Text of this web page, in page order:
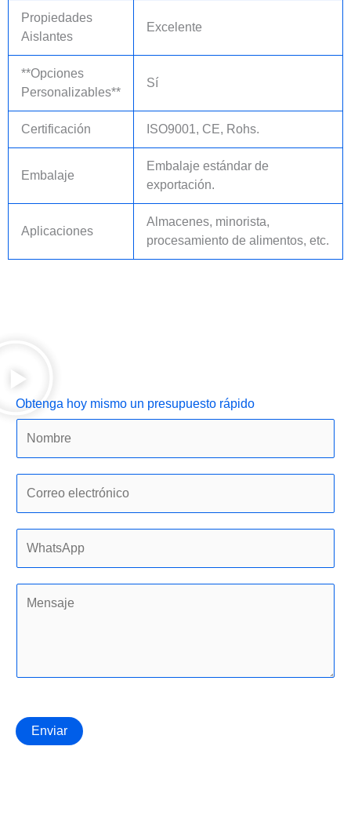
Propiedades
Aislantes
Excelente
**Opciones
Personalizables**
Sí
Certificación ISO9001, CE, Rohs.
Embalaje
Embalaje estándar de
exportación.
Aplicaciones
Almacenes, minorista,
procesamiento de alimentos, etc.
Obtenga hoy mismo un presupuesto rápido
Enviar